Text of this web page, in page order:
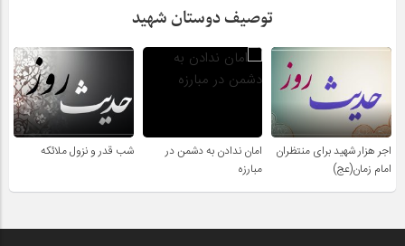
توصیف دوستان شهید
اجر هزار شهید برای منتظران
امام زمان(عج)
امان ندادن به دشمن در
مبارزه
شب قدر و نزول ملائکه